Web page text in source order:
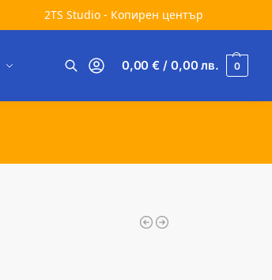
2TS Studio - Копирен център
0,00€ / 0,00лв. 0